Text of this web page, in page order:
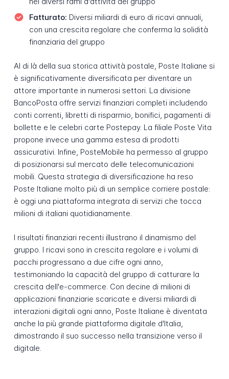
Fatturato: Diversi miliardi di euro di ricavi annuali,
con una crescita regolare che conferma la solidità
finanziaria del gruppo
Al di là della sua storica attività postale, Poste Italiane si
è significativamente diversificata per diventare un
attore importante in numerosi settori. La divisione
BancoPosta offre servizi finanziari completi includendo
conti correnti, libretti di risparmio, bonifici, pagamenti di
bollette e le celebri carte Postepay. La filiale Poste Vita
propone invece una gamma estesa di prodotti
assicurativi. Infine, PosteMobile ha permesso al gruppo
di posizionarsi sul mercato delle telecomunicazioni
mobili. Questa strategia di diversificazione ha reso
Poste Italiane molto più di un semplice corriere postale:
è oggi una piattaforma integrata di servizi che tocca
milioni di italiani quotidianamente.
I risultati finanziari recenti illustrano il dinamismo del
gruppo. I ricavi sono in crescita regolare e i volumi di
pacchi progressano a due cifre ogni anno,
testimoniando la capacità del gruppo di catturare la
crescita dell'e-commerce. Con decine di milioni di
applicazioni finanziarie scaricate e diversi miliardi di
interazioni digitali ogni anno, Poste Italiane è diventata
anche la più grande piattaforma digitale d'Italia,
dimostrando il suo successo nella transizione verso il
digitale.